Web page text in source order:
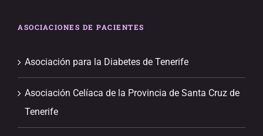
ASOCIACIONES DE PACIENTES
Asociación para la Diabetes de Tenerife
Asociación Celíaca de la Provincia de Santa Cruz de
Tenerife